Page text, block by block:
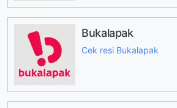
Bukalapak
Cek resi Bukalapak